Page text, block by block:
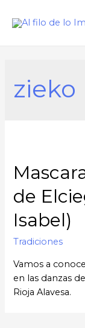
zieko
de
Isabel)
Tradiciones
Vamos a
en las danzas
Rioja Alavesa.